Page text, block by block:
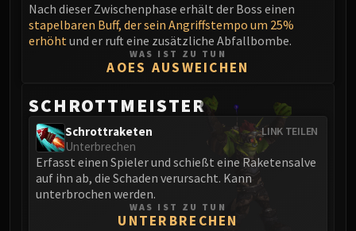
Raid Streamers
Recommended Websites
Nach dieser Zwischenphase erhält der Boss einen
stapelbaren Buff, der sein Angriffstempo um 25%
erhöhtund er ruft eine zusätzliche Abfallbombe.
WAS IST ZU TUN
AOES AUSWEICHEN
SCHROTTMEISTER
LINK TEILEN
Schrottraketen
Unterbrechen
Erfasst einen Spieler und schießt eine Raketensalve
auf ihn ab, die Schaden verursacht. Kann
unterbrochen werden.
WAS IST ZU TUN
UNTERBRECHEN